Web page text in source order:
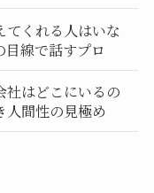
てくれる人はいな
線で話すプロ
社はどこにいるの
人間性の見極め